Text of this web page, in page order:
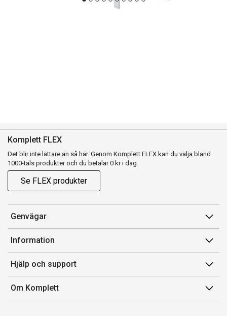
Komplett FLEX
Det blir inte lättare än så här. Genom Komplett FLEX kan du välja bland
1000-tals produkter och du betalar 0 kr i dag.
Se FLEX produkter
Genvägar
Konto
Orderhistorik
Presentkort
Komplett Club
Information
Försäljningsvillkor
Medlemsvillkor for Komplett Club
Lediga tjänster
Hjälp och support
Kontakta oss
Kundservice
Om Komplett